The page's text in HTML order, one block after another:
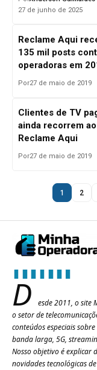
27 de junho de 2025
Reclame Aqui
135 mil posts
operadoras em
Por27 de maio de 2019
Clientes de TV
ainda recorrem ao
Reclame Aqui
Por27 de maio de 2019
1 2
D
esde 2011, o site
o setor de
conteúdos especiais
banda larga, 5G,
Nosso objetivo é explicar
novidades tecnológicas